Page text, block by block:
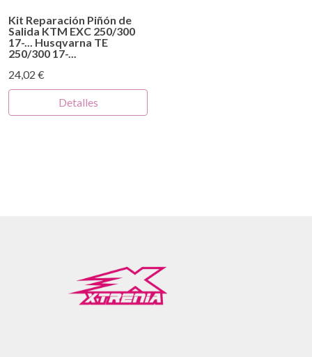
Kit Reparación Piñón de
Salida KTM EXC 250/300
17-... Husqvarna TE
250/300 17-...
24,02 €
Detalles